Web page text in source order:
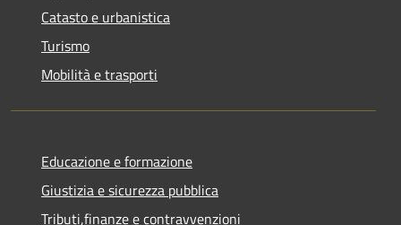
Catasto e urbanistica
Turismo
Mobilità e trasporti
Educazione e formazione
Giustizia e sicurezza pubblica
Tributi,finanze e contravvenzioni